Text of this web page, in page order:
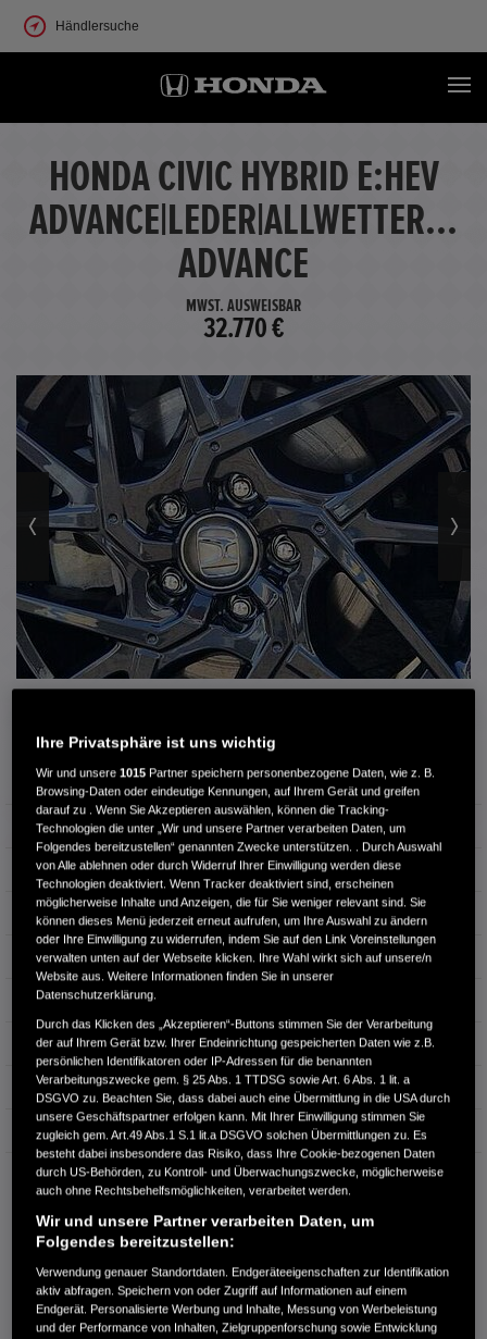
Händlersuche
HONDA CIVIC HYBRID E:HEV
ADVANCE|LEDER|ALLWETTER...
ADVANCE
MWST. AUSWEISBAR
32.770 €
Außenfarbe Platinum White (weiß)
Kilometerstand 24.300 km
Kraftstoffart Benzin
Getriebe Automatik
Türen 5
Leistung
Hubraum 1.993 cm³
Erstzulassung 07.2025
Bauart Limousine
HONDA CENTER GMBH
Höherweg 161
40233 Düsseldorf
RUFEN SIE UNS AN:
0211 311315-0
Ihre Privatsphäre ist uns wichtig
Wir und unsere1015 Partner speichern personenbezogene Daten, wie z. B.
Browsing-Daten oder eindeutige Kennungen, auf Ihrem Gerät und greifen
darauf zu . Wenn Sie Akzeptieren auswählen, können die Tracking-
Technologien die unter „Wir und unsere Partner verarbeiten Daten, um
Folgendes bereitzustellen“ genannten Zwecke unterstützen. . Durch Auswahl
von Alle ablehnen oder durch Widerruf Ihrer Einwilligung werden diese
Technologien deaktiviert. Wenn Tracker deaktiviert sind, erscheinen
möglicherweise Inhalte und Anzeigen, die für Sie weniger relevant sind. Sie
können dieses Menü jederzeit erneut aufrufen, um Ihre Auswahl zu ändern
oder Ihre Einwilligung zu widerrufen, indem Sie auf den Link Voreinstellungen
verwalten unten auf der Webseite klicken. Ihre Wahl wirkt sich auf unsere/n
Website aus. Weitere Informationen finden Sie in unserer
Datenschutzerklärung.
Durch das Klicken des „Akzeptieren“-Buttons stimmen Sie der Verarbeitung
der auf Ihrem Gerät bzw. Ihrer Endeinrichtung gespeicherten Daten wie z.B.
persönlichen Identifikatoren oder IP-Adressen für die benannten
Verarbeitungszwecke gem. § 25 Abs. 1 TTDSG sowie Art. 6 Abs. 1 lit. a
DSGVO zu. Beachten Sie, dass dabei auch eine Übermittlung in die USA durch
unsere Geschäftspartner erfolgen kann. Mit Ihrer Einwilligung stimmen Sie
zugleich gem. Art.49 Abs.1 S.1 lit.a DSGVO solchen Übermittlungen zu. Es
besteht dabei insbesondere das Risiko, dass Ihre Cookie-bezogenen Daten
durch US-Behörden, zu Kontroll- und Überwachungszwecke, möglicherweise
auch ohne Rechtsbehelfsmöglichkeiten, verarbeitet werden.
Wir und unsere Partner verarbeiten Daten, um
Folgendes bereitzustellen:
Verwendung genauer Standortdaten. Endgeräteeigenschaften zur Identifikation
aktiv abfragen. Speichern von oder Zugriff auf Informationen auf einem
Endgerät. Personalisierte Werbung und Inhalte, Messung von Werbeleistung
und der Performance von Inhalten, Zielgruppenforschung sowie Entwicklung